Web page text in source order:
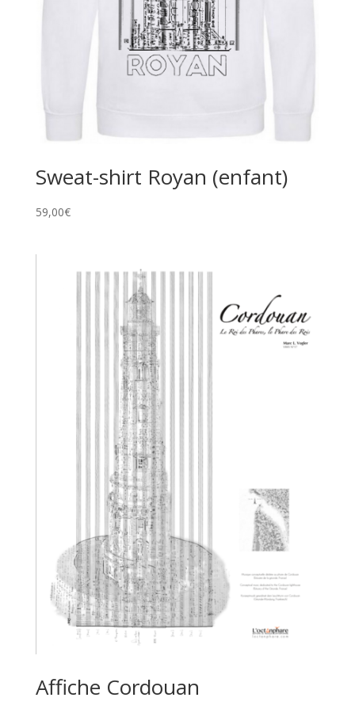
Sweat-shirt Royan (enfant)
59,00€
Affiche Cordouan